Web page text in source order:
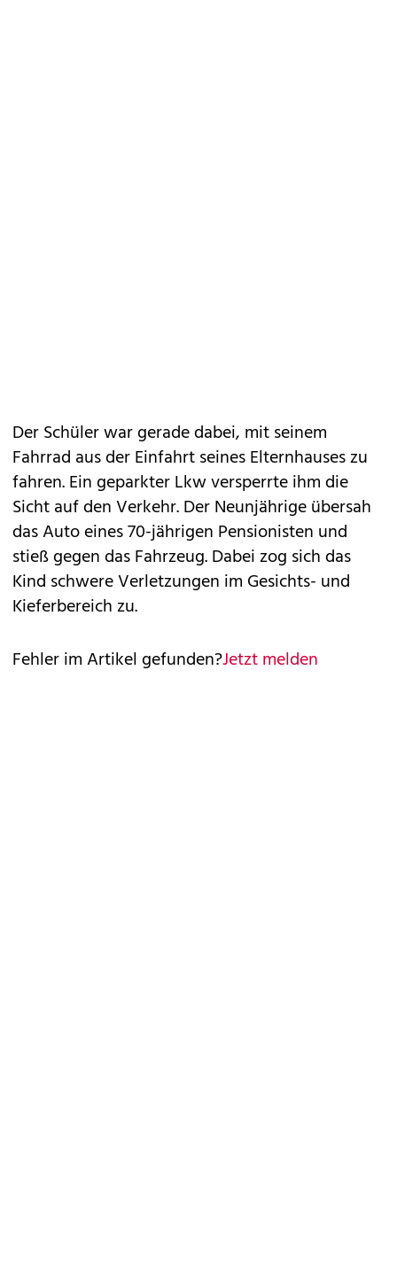
Der Schüler war gerade dabei, mit seinem
Fahrrad aus der Einfahrt seines Elternhauses zu
fahren. Ein geparkter Lkw versperrte ihm die
Sicht auf den Verkehr. Der Neunjährige übersah
das Auto eines 70-jährigen Pensionisten und
stieß gegen das Fahrzeug. Dabei zog sich das
Kind schwere Verletzungen im Gesichts- und
Kieferbereich zu.
Fehler im Artikel gefunden?Jetzt melden